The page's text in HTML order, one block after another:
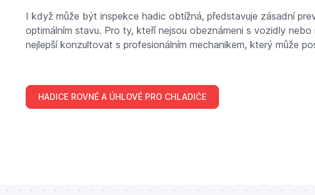
I když může být inspekce hadic obtížná, představuje zásadní
optimálním stavu. Pro ty, kteří nejsou obeznámeni s vozidly
nejlepší konzultovat s profesionálním mechanikem, který může
HADICE ROVNÉ A ÚHLOVÉ PRO CHLADIČE